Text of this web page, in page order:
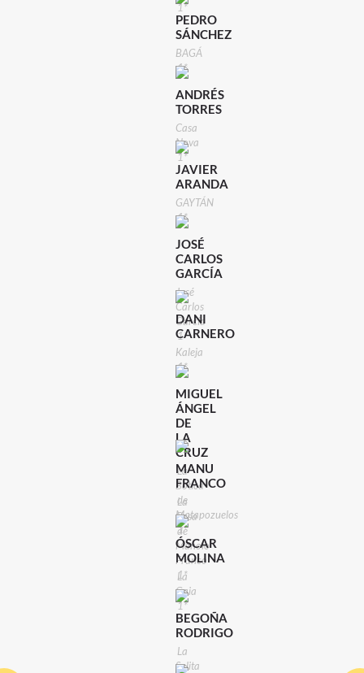
1*
PEDRO
SÁNCHEZ
BAGÁ
1*
ANDRÉS
TORRES
Casa
Nova
1*
JAVIER
ARANDA
GAYTÁN
1*
JOSÉ
CARLOS
GARCÍA
José
Carlos
García
1*
DANI
CARNERO
Kaleja
1*
MIGUEL
ÁNGEL
DE
LA
CRUZ
La
Botica
de
Matapozuelos
1*
MANU
FRANCO
La
Casa
de
Manolo
Franco
1*
ÓSCAR
MOLINA
La
Gaia
1*
BEGOÑA
RODRIGO
La
Salita